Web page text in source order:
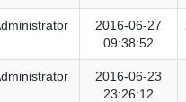
2016-06-27
09:38:52
2016-06-23
23:26:12